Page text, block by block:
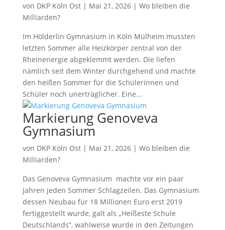
von DKP Köln Ost| Mai 21, 2026| Wo bleiben die
Milliarden?
Im Hölderlin Gymnasium in Köln Mülheim mussten
letzten Sommer alle Heizkörper zentral von der
Rheinenergie abgeklemmt werden. Die liefen
nämlich seit dem Winter durchgehend und machte
den heißen Sommer für die Schülerinnen und
Schüler noch unerträglicher. Eine...
Markierung Genoveva
Gymnasium
von DKP Köln Ost| Mai 21, 2026| Wo bleiben die
Milliarden?
Das Genoveva Gymnasium machte vor ein paar
Jahren jeden Sommer Schlagzeilen. Das Gymnasium
dessen Neubau für 18 Millionen Euro erst 2019
fertiggestellt wurde, galt als „Heißeste Schule
Deutschlands“, wahlweise wurde in den Zeitungen